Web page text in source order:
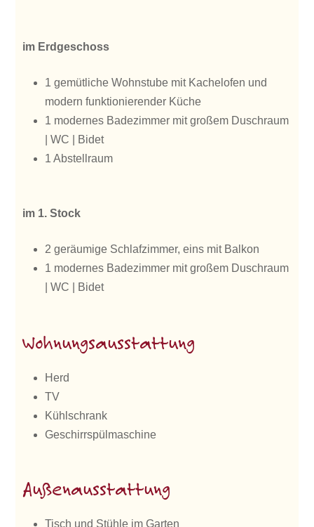
im Erdgeschoss
1 gemütliche Wohnstube mit Kachelofen und
modern funktionierender Küche
1 modernes Badezimmer mit großem Duschraum
| WC | Bidet
1 Abstellraum
im 1. Stock
2 geräumige Schlafzimmer, eins mit Balkon
1 modernes Badezimmer mit großem Duschraum
| WC | Bidet
Wohnungsausstattung
Herd
TV
Kühlschrank
Geschirrspülmaschine
Außenausstattung
Tisch und Stühle im Garten